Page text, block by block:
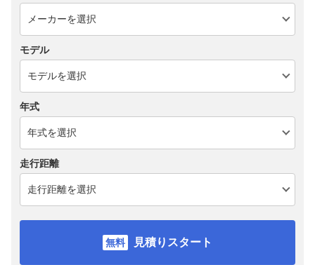
モデル
年式
走行距離
見積りスタート